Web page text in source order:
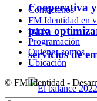
Cooperativa
para
servicios de
Contáctenos
FM Identidad en
Inicio
Programación
Quienes somos
Ubicación
© FM Identidad -